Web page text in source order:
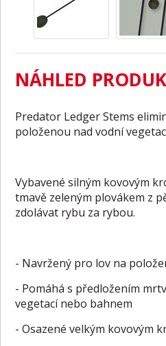
NÁHLED
Predator Ledger Stems
položenou nad vodní
Vybavené silným kovovým
tmavě zeleným plovákem z
zdolávat rybu za rybou.
- Navržený pro lov na
- Pomáhá s předložením
vegetací nebo bahnem
- Osazené velkým kovovým